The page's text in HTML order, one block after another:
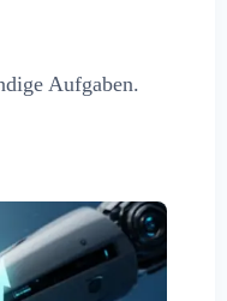
Aufgaben.